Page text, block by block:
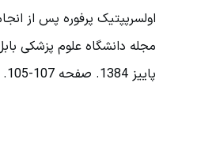
اولسرپپتیک پرفوره پس از
پاییز 1384. صفحه 107-105.